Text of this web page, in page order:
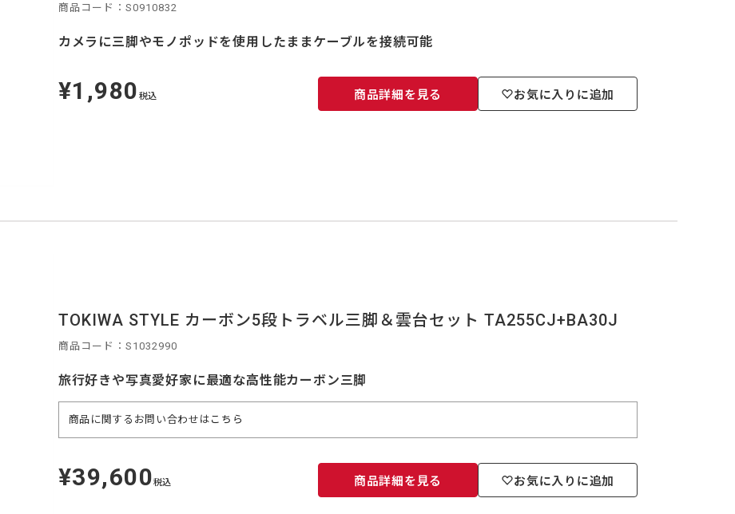
商品コード：S0910832
カメラに三脚やモノポッドを使用したままケーブルを接続可能
定
価
¥1,980 税込 商品詳細を見る お気に入りに追加
TOKIWA STYLE カーボン5段トラベル三脚＆雲台セット TA255CJ+BA30J
商品コード：S1032990
旅行好きや写真愛好家に最適な高性能カーボン三脚
商品に関するお問い合わせは こちら
定
価
¥39,600税込 商品詳細を見る お気に入りに追加